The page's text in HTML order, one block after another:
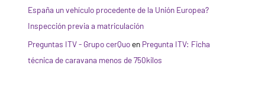
España un vehículo procedente de la Unión Europea?
Inspección previa a matriculación
Preguntas ITV - Grupo cerQuoen Pregunta ITV: Ficha
técnica de caravana menos de 750kilos